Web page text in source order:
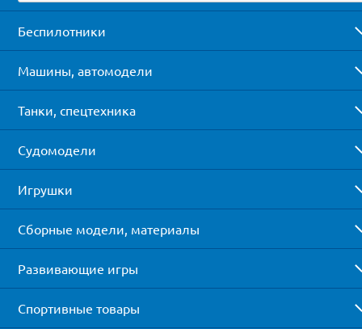
Беспилотники
Машины, автомодели
Танки, спецтехника
Судомодели
Игрушки
Сборные модели, материалы
Развивающие игры
Спортивные товары